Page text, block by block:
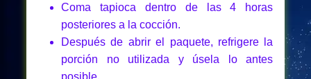
Coma tapioca dentro de las 4 horas
posteriores a la cocción.
Después de abrir el paquete, refrigere la
porción no utilizada y úsela lo antes
posible.